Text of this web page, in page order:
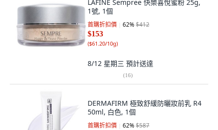
LAFINE Sempree 快樂喜悅蜜粉 25g,
1號, 1個
首購折扣價 62%$412
$153
($61.20/10g)
8/12 星期三 預計送達
(16)
DERMAFIRM 極致舒緩防曬妝前乳 R4
50ml, 白色, 1個
首購折扣價 62%$587